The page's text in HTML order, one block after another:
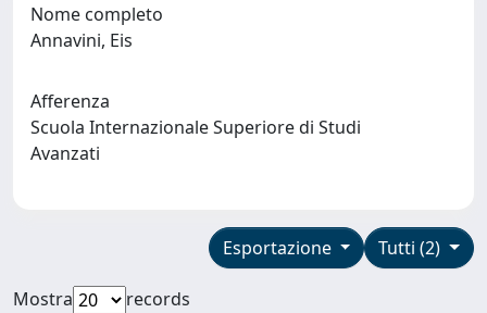
Nome completo
Annavini, Eis
Afferenza
Scuola Internazionale Superiore di Studi
Avanzati
Tutti (2)
Esportazione
Mostra
records